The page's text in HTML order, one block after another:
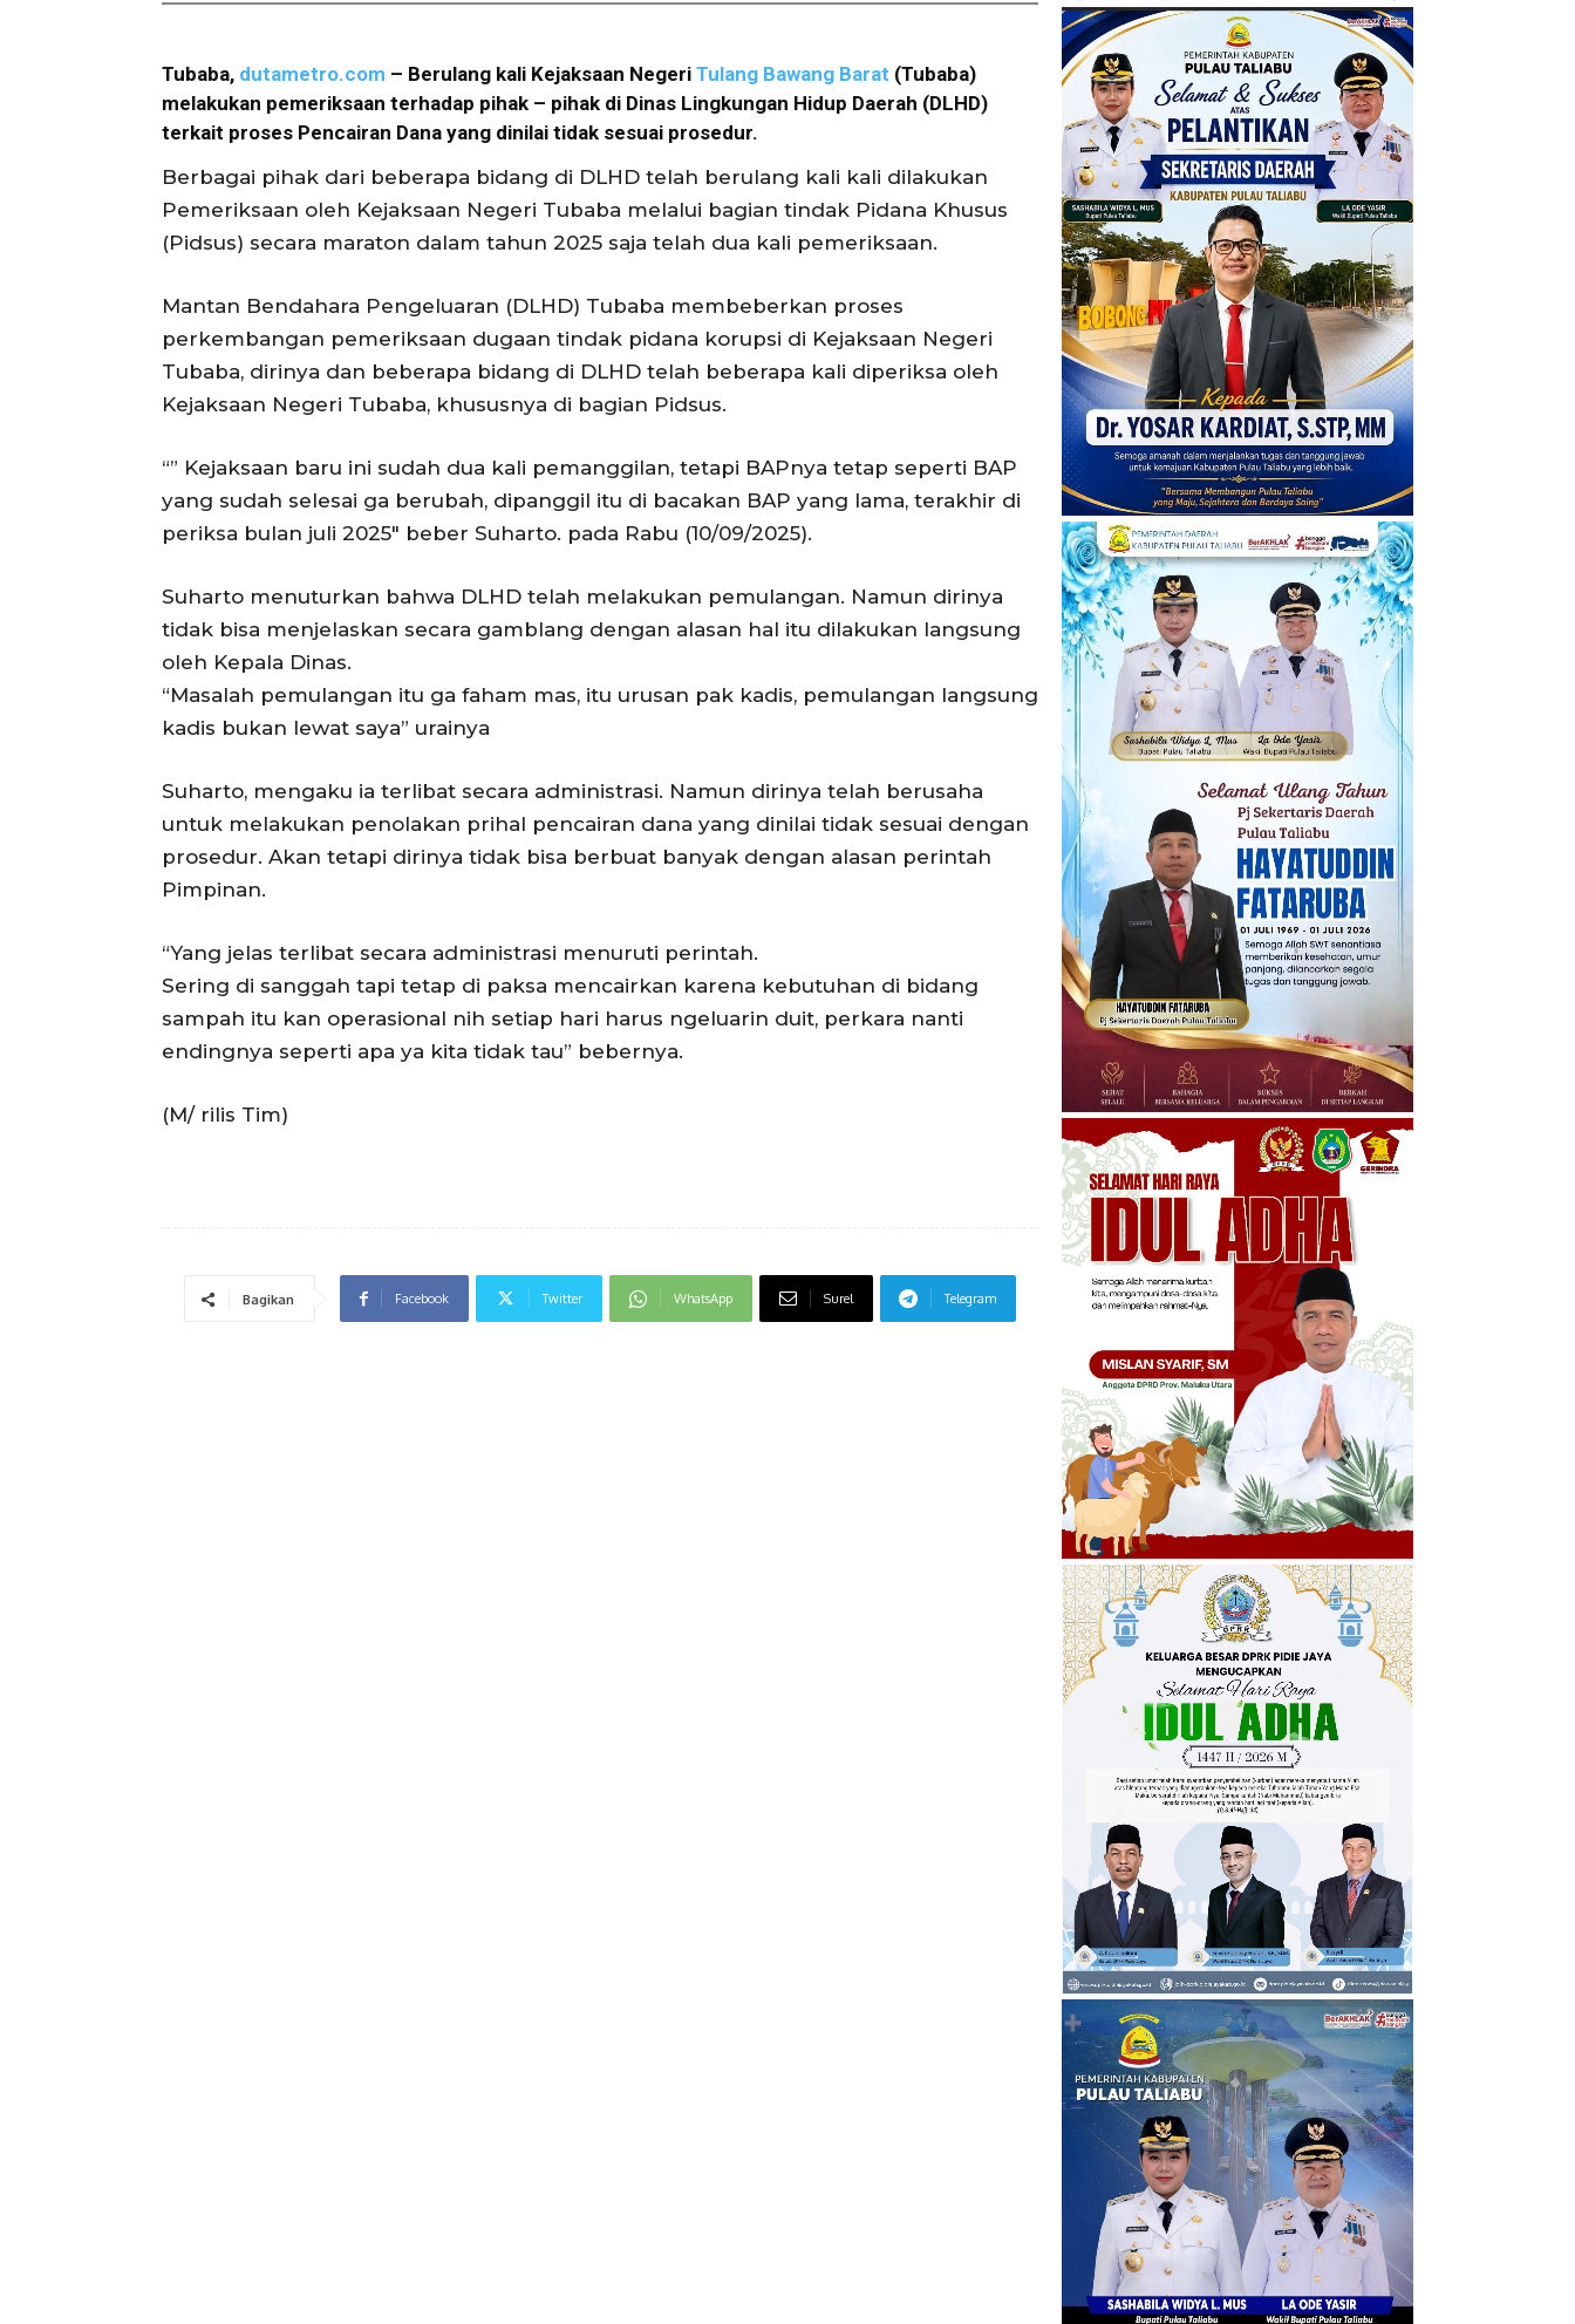
Tubaba, dutametro.com – Berulang kali Kejaksaan Negeri Tulang Bawang Barat (Tubaba)
melakukan pemeriksaan terhadap pihak – pihak di Dinas Lingkungan Hidup Daerah (DLHD)
terkait proses Pencairan Dana yang dinilai tidak sesuai prosedur.
Berbagai pihak dari beberapa bidang di DLHD telah berulang kali kali dilakukan
Pemeriksaan oleh Kejaksaan Negeri Tubaba melalui bagian tindak Pidana Khusus
(Pidsus) secara maraton dalam tahun 2025 saja telah dua kali pemeriksaan.
Mantan Bendahara Pengeluaran (DLHD) Tubaba membeberkan proses
perkembangan pemeriksaan dugaan tindak pidana korupsi di Kejaksaan Negeri
Tubaba, dirinya dan beberapa bidang di DLHD telah beberapa kali diperiksa oleh
Kejaksaan Negeri Tubaba, khususnya di bagian Pidsus.
“” Kejaksaan baru ini sudah dua kali pemanggilan, tetapi BAPnya tetap seperti BAP
yang sudah selesai ga berubah, dipanggil itu di bacakan BAP yang lama, terakhir di
periksa bulan juli 2025″ beber Suharto. pada Rabu (10/09/2025).
Suharto menuturkan bahwa DLHD telah melakukan pemulangan. Namun dirinya
tidak bisa menjelaskan secara gamblang dengan alasan hal itu dilakukan langsung
oleh Kepala Dinas.
“Masalah pemulangan itu ga faham mas, itu urusan pak kadis, pemulangan langsung
kadis bukan lewat saya” urainya
Suharto, mengaku ia terlibat secara administrasi. Namun dirinya telah berusaha
untuk melakukan penolakan prihal pencairan dana yang dinilai tidak sesuai dengan
prosedur. Akan tetapi dirinya tidak bisa berbuat banyak dengan alasan perintah
Pimpinan.
“Yang jelas terlibat secara administrasi menuruti perintah.
Sering di sanggah tapi tetap di paksa mencairkan karena kebutuhan di bidang
sampah itu kan operasional nih setiap hari harus ngeluarin duit, perkara nanti
endingnya seperti apa ya kita tidak tau” bebernya.
(M/ rilis Tim)
Bagikan Facebook Twitter WhatsApp Surel Telegram